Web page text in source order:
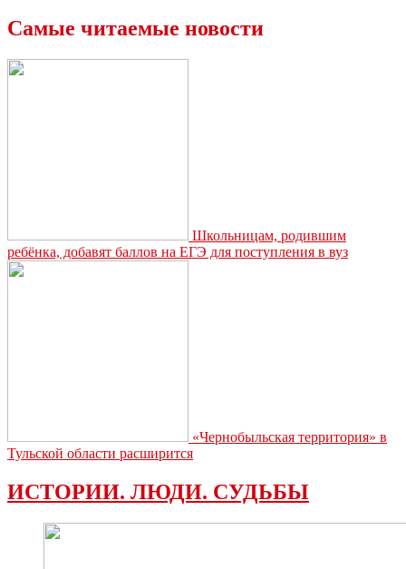
Самые читаемые новости
Школьницам, родившим
ребёнка, добавят баллов на ЕГЭ для поступления в вуз
«Чернобыльская территория» в
Тульской области расширится
ИСТОРИИ. ЛЮДИ. СУДЬБЫ